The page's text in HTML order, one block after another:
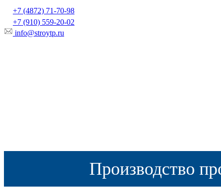
+7 (4872) 71-70-98
+7 (910) 559-20-02
info@stroytp.ru
Производство